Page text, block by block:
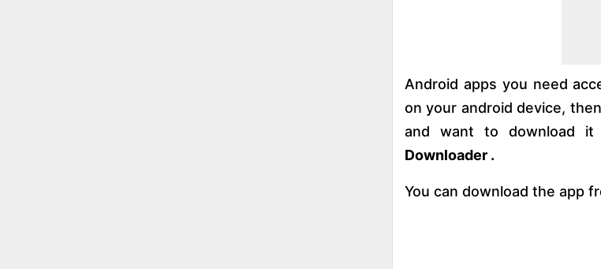
Android apps you need
on your android device,
and want to download
Downloader .
You can download the app